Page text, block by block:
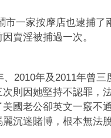
市一家按摩店也逮捕了
賣淫被捕過一次。
2010年及2011年曾三
則因她堅持不認罪，
國老公卻英文一竅不
沉迷賭博，根本無法